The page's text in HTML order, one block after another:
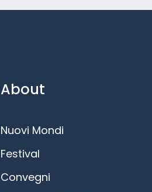
About
Nuovi Mondi
Festival
Convegni